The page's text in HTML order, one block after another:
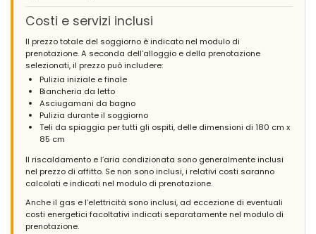
Costi e servizi inclusi
Il prezzo totale del soggiorno è indicato nel modulo di
prenotazione. A seconda dell’alloggio e della prenotazione
selezionati, il prezzo può includere:
Pulizia iniziale e finale
Biancheria da letto
Asciugamani da bagno
Pulizia durante il soggiorno
Teli da spiaggia per tutti gli ospiti, delle dimensioni di 180 cm x
85 cm
Il riscaldamento e l’aria condizionata sono generalmente inclusi
nel prezzo di affitto. Se non sono inclusi, i relativi costi saranno
calcolati e indicati nel modulo di prenotazione.
Anche il gas e l’elettricità sono inclusi, ad eccezione di eventuali
costi energetici facoltativi indicati separatamente nel modulo di
prenotazione.